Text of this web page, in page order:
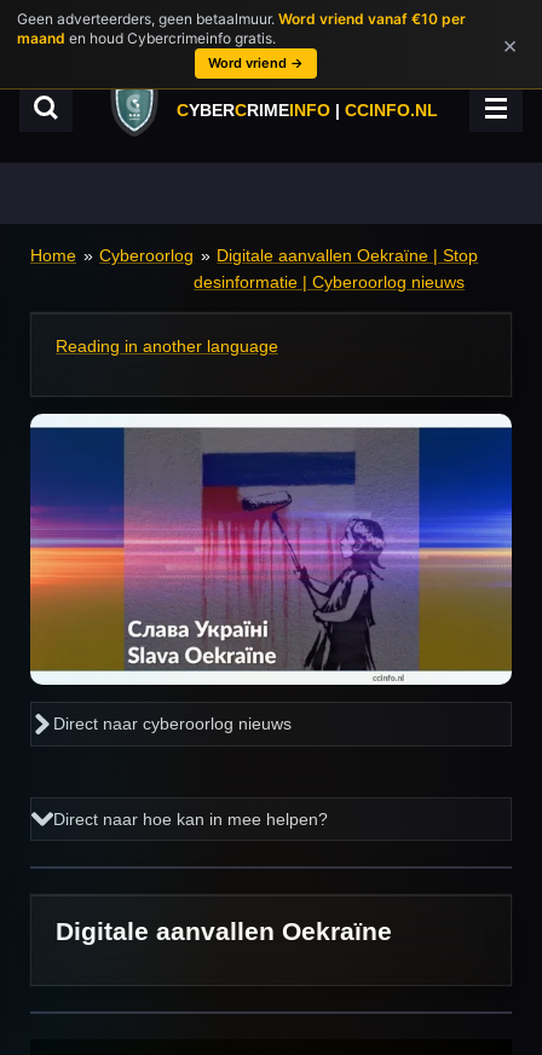
Geen adverteerders, geen betaalmuur. Word vriend vanaf €10 per
maand en houd Cybercrimeinfo gratis.
Word vriend →
×
Ga
direct
hoofdinhoud
CYBERCRIMEINFO | CCINFO.NL
Home » Cyberoorlog » Digitale aanvallen Oekraïne | Stop
desinformatie | Cyberoorlog nieuws
Reading in another language
Direct naar cyberoorlog nieuws
Direct naar hoe kan in mee helpen?
Digitale aanvallen Oekraïne